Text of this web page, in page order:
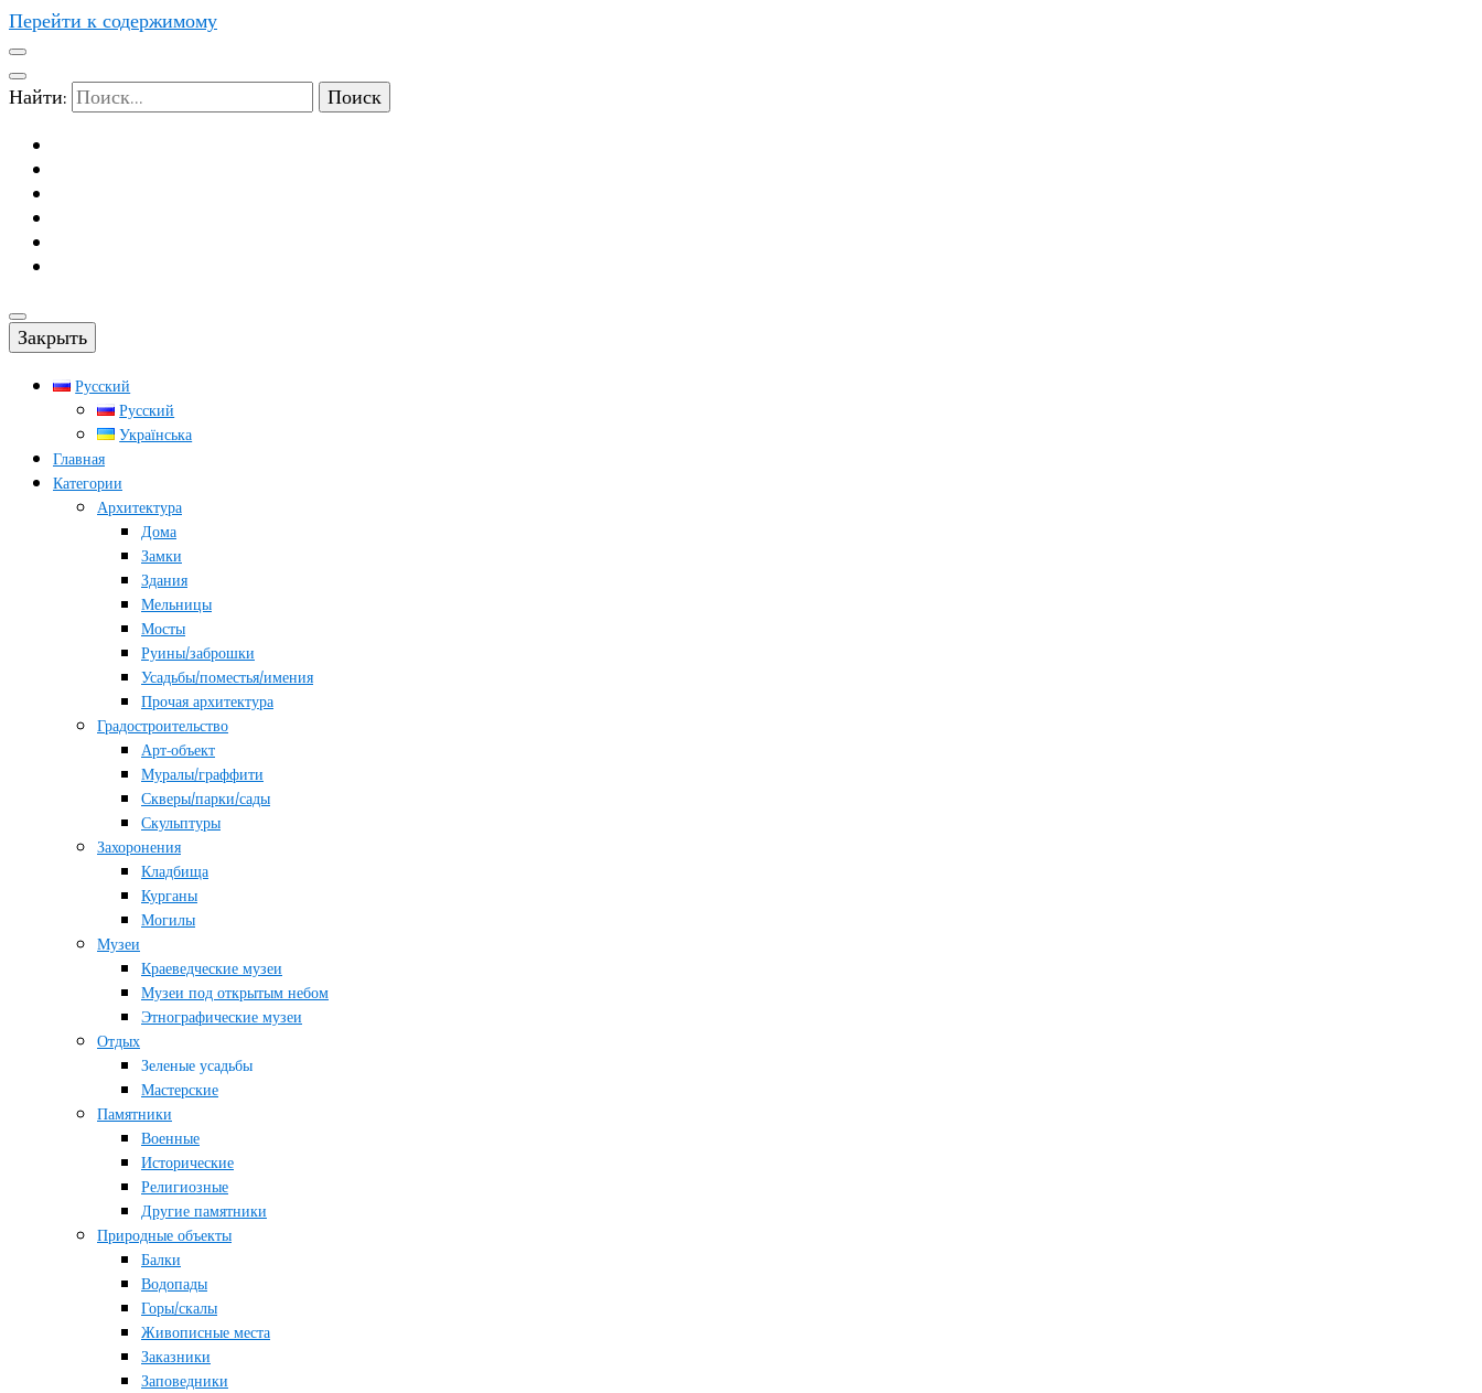
Перейти к содержимому
Найти:
Закрыть
Русский
Русский
Українська
Главная
Категории
Архитектура
Дома
Замки
Здания
Мельницы
Мосты
Руины/заброшки
Усадьбы/поместья/имения
Прочая архитектура
Градостроительство
Арт-объект
Муралы/граффити
Скверы/парки/сады
Скульптуры
Захоронения
Кладбища
Курганы
Могилы
Музеи
Краеведческие музеи
Музеи под открытым небом
Этнографические музеи
Отдых
Зеленые усадьбы
Мастерские
Памятники
Военные
Исторические
Религиозные
Другие памятники
Природные объекты
Балки
Водопады
Горы/скалы
Живописные места
Заказники
Заповедники